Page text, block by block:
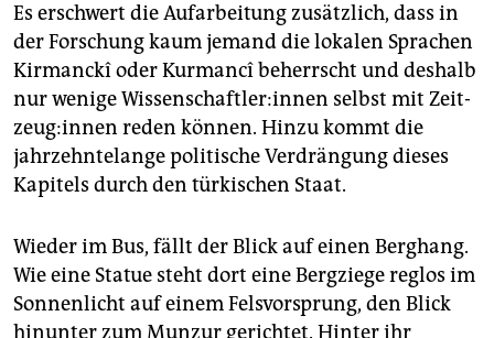
Es erschwert die Aufarbeitung zusätzlich, dass in
der Forschung kaum jemand die lokalen Sprachen
Kirmanckî oder Kurmancî beherrscht und deshalb
nur wenige Wis­sen­schaft­le­r:in­nen selbst mit Zeit­
zeu­g:­in­nen reden können. Hinzu kommt die
jahrzehntelange politische Verdrängung dieses
Kapitels durch den türkischen Staat.
Wieder im Bus, fällt der Blick auf einen Berghang.
Wie eine Statue steht dort eine Bergziege reglos im
Sonnenlicht auf einem Felsvorsprung, den Blick
hinunter zum Munzur gerichtet. Hinter ihr